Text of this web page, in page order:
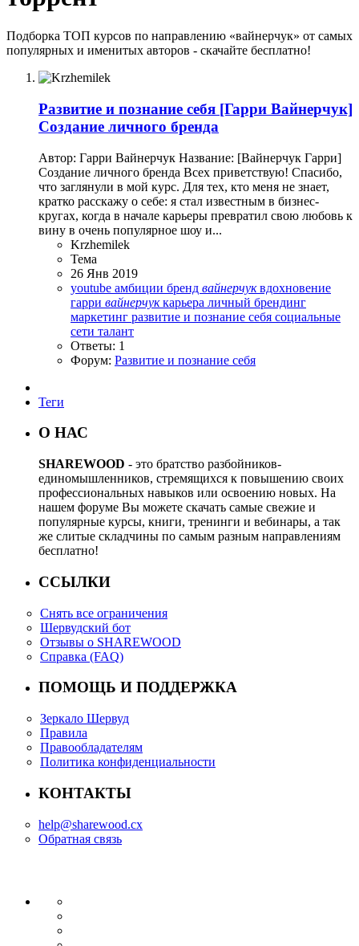
Подборка ТОП курсов по направлению «вайнерчук» от самых
популярных и именитых авторов - скачайте бесплатно!
Развитие и познание себя [Гарри Вайнерчук]
Создание личного бренда
Автор: Гарри Вайнерчук Название: [Вайнерчук Гарри]
Создание личного бренда Всех приветствую! Спасибо,
что заглянули в мой курс. Для тех, кто меня не знает,
кратко расскажу о себе: я стал известным в бизнес-
кругах, когда в начале карьеры превратил свою любовь к
вину в очень популярное шоу и...
Krzhemilek
Тема
26 Янв 2019
youtube амбиции бренд вайнерчук вдохновение
гарри вайнерчук карьера личный брендинг
маркетинг развитие и познание себя социальные
сети талант
Ответы: 1
Форум: Развитие и познание себя
Теги
О НАС
SHAREWOOD - это братство разбойников-
единомышленников, стремящихся к повышению своих
профессиональных навыков или освоению новых. На
нашем форуме Вы можете скачать самые свежие и
популярные курсы, книги, тренинги и вебинары, а так
же слитые складчины по самым разным направлениям
бесплатно!
ССЫЛКИ
Снять все ограничения
Шервудский бот
Отзывы о SHAREWOOD
Справка (FAQ)
ПОМОЩЬ И ПОДДЕРЖКА
Зеркало Шервуд
Правила
Правообладателям
Политика конфиденциальности
КОНТАКТЫ
help@sharewood.cx
Обратная связь